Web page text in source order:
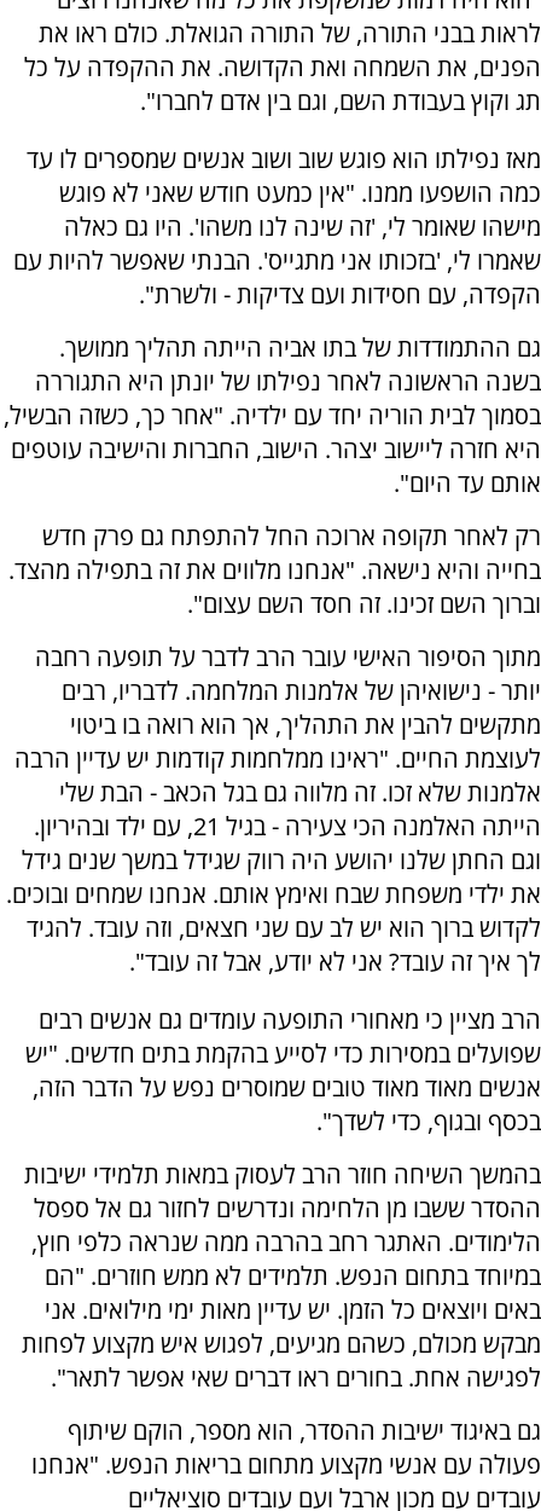
לראות בבני התורה, של התורה הגואלת. כולם ראו את
הפנים, את השמחה ואת הקדושה. את ההקפדה על כל
תג וקוץ בעבודת השם, וגם בין אדם לחברו".
מאז נפילתו הוא פוגש שוב ושוב אנשים שמספרים לו עד
כמה הושפעו ממנו. "אין כמעט חודש שאני לא פוגש
מישהו שאומר לי, 'זה שינה לנו משהו'. היו גם כאלה
שאמרו לי, 'בזכותו אני מתגייס'. הבנתי שאפשר להיות עם
הקפדה, עם חסידות ועם צדיקות - ולשרת".
גם ההתמודדות של בתו אביה הייתה תהליך ממושך.
בשנה הראשונה לאחר נפילתו של יונתן היא התגוררה
בסמוך לבית הוריה יחד עם ילדיה. "אחר כך, כשזה הבשיל,
היא חזרה ליישוב יצהר. הישוב, החברות והישיבה עוטפים
אותם עד היום".
רק לאחר תקופה ארוכה החל להתפתח גם פרק חדש
בחייה והיא נישאה. "אנחנו מלווים את זה בתפילה מהצד.
וברוך השם זכינו. זה חסד השם עצום".
מתוך הסיפור האישי עובר הרב לדבר על תופעה רחבה
יותר - נישואיהן של אלמנות המלחמה. לדבריו, רבים
מתקשים להבין את התהליך, אך הוא רואה בו ביטוי
לעוצמת החיים. "ראינו ממלחמות קודמות יש עדיין הרבה
אלמנות שלא זכו. זה מלווה גם בגל הכאב - הבת שלי
הייתה האלמנה הכי צעירה - בגיל 21, עם ילד ובהיריון.
וגם החתן שלנו יהושע היה רווק שגידל במשך שנים גידל
את ילדי משפחת שבח ואימץ אותם. אנחנו שמחים ובוכים.
לקדוש ברוך הוא יש לב עם שני חצאים, וזה עובד. להגיד
לך איך זה עובד? אני לא יודע, אבל זה עובד".
הרב מציין כי מאחורי התופעה עומדים גם אנשים רבים
שפועלים במסירות כדי לסייע בהקמת בתים חדשים. "יש
אנשים מאוד מאוד טובים שמוסרים נפש על הדבר הזה,
בכסף ובגוף, כדי לשדך".
בהמשך השיחה חוזר הרב לעסוק במאות תלמידי ישיבות
ההסדר ששבו מן הלחימה ונדרשים לחזור גם אל ספסל
הלימודים. האתגר רחב בהרבה ממה שנראה כלפי חוץ,
במיוחד בתחום הנפש. תלמידים לא ממש חוזרים. "הם
באים ויוצאים כל הזמן. יש עדיין מאות ימי מילואים. אני
מבקש מכולם, כשהם מגיעים, לפגוש איש מקצוע לפחות
לפגישה אחת. בחורים ראו דברים שאי אפשר לתאר".
גם באיגוד ישיבות ההסדר, הוא מספר, הוקם שיתוף
פעולה עם אנשי מקצוע מתחום בריאות הנפש. "אנחנו
עובדים עם מכון ארבל ועם עובדים סוציאליים